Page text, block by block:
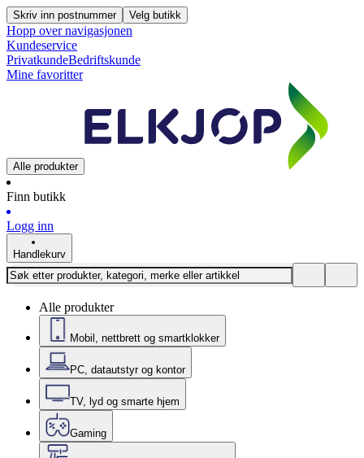
Skriv inn postnummer Velg butikk
Hopp over navigasjonen
Kundeservice
PrivatkundeBedriftskunde
Mine favoritter
Alle produkter
Finn butikk
Logg inn
Handlekurv
Alle produkter
Mobil, nettbrett og smartklokker
PC, datautstyr og kontor
TV, lyd og smarte hjem
Gaming